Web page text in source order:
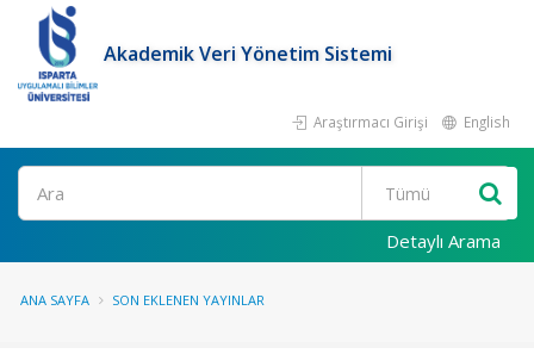
Akademik Veri Yönetim Sistemi
Araştırmacı Girişi English
Ara
Detaylı Arama
ANA SAYFA SON EKLENEN YAYINLAR